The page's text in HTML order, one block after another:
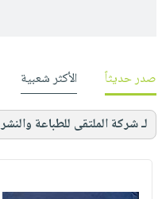
صدر حديثاً الأكثر شعبية
لـ شركة الملتقى للطباعة والنشر